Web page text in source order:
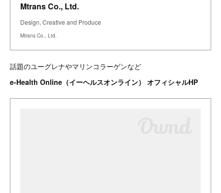
Mtrans Co., Ltd.
Design, Creative and Produce
Mtrans Co., Ltd.
話題のユーグレナやマリンコラーゲンなど
e-Health Online（イーヘルスオンライン） オフィシャルHP